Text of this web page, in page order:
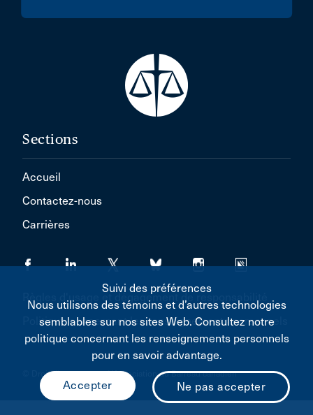
Sections
Accueil
Contactez-nous
Carrières
Règles d'usage et dégagement de responsabilité
Politique concernant les renseignements personnels
© Droit d'auteur 2026 L'Association du Barreau canadien
Suivi des préférences
Nous utilisons des témoins et d’autres technologies
semblables sur nos sites Web. Consultez notre
politique concernant les renseignements personnels
pour en savoir advantage.